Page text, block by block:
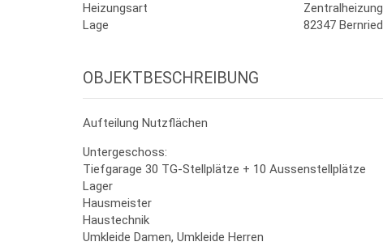
Heizungsart
Zentralheizung
Lage
82347 Bernried
OBJEKTBESCHREIBUNG
Aufteilung Nutzflächen
Untergeschoss:
Tiefgarage 30 TG-Stellplätze + 10 Aussenstellplätze
Lager
Hausmeister
Haustechnik
Umkleide Damen, Umkleide Herren